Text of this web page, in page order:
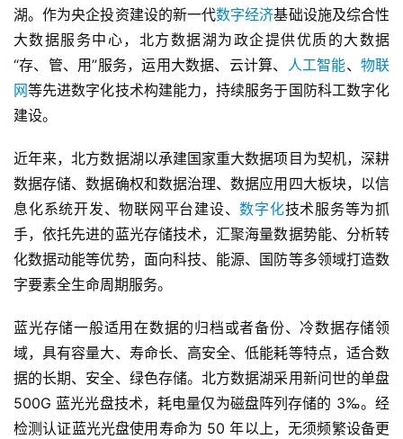
湖。作为央企投资建设的新一代数字经济基础设施及综合性
大数据服务中心，北方数据湖为政企提供优质的大数据
“存、管、用”服务，运用大数据、云计算、 人工智能、 物联
网等先进数字化技术构建能力，持续服务于国防科工数字化
建设。
近年来，北方数据湖以承建国家重大数据项目为契机，深耕
数据存储、数据确权和数据治理、数据应用四大板块，以信
息化系统开发、物联网平台建设、数字化技术服务等为抓
手，依托先进的蓝光存储技术，汇聚海量数据势能、分析转
化数据动能等优势，面向科技、能源、国防等多领域打造数
字要素全生命周期服务。
蓝光存储一般适用在数据的归档或者备份、冷数据存储领
域，具有容量大、寿命长、高安全、低能耗等特点，适合数
据的长期、安全、绿色存储。北方数据湖采用新问世的单盘
500G 蓝光光盘技术，耗电量仅为磁盘阵列存储的 3‰。经
检测认证蓝光光盘使用寿命为 50 年以上，无须频繁设备更